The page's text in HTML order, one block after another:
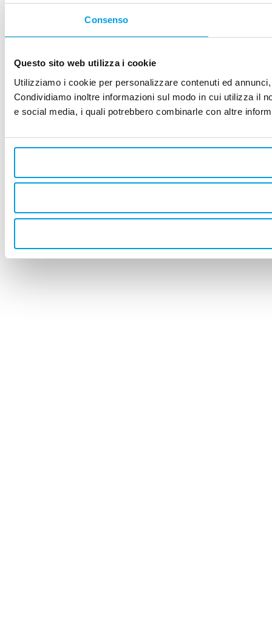
Consenso
Questo sito web utilizza i cookie
Utilizziamo i cookie per personalizzare contenuti ed
Condividiamo inoltre informazioni sul modo in cui utilizza il
e social media, i quali potrebbero combinarle con altre